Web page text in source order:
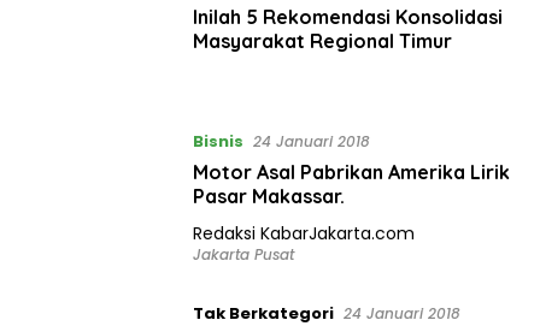
Inilah 5 Rekomendasi Konsolidasi
Masyarakat Regional Timur
Bisnis 24 Januari 2018
Motor Asal Pabrikan Amerika Lirik
Pasar Makassar.
Redaksi KabarJakarta.com
Jakarta Pusat
Tak Berkategori 24 Januari 2018